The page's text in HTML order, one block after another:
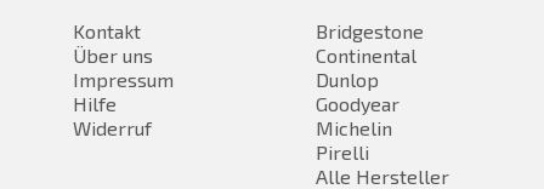
Kontakt
Über uns
Impressum
Hilfe
Widerruf
Bridgestone
Continental
Dunlop
Goodyear
Michelin
Pirelli
Alle Hersteller